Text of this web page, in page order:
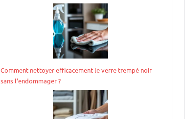
Comment nettoyer efficacement le verre trempé noir
sans l’endommager ?